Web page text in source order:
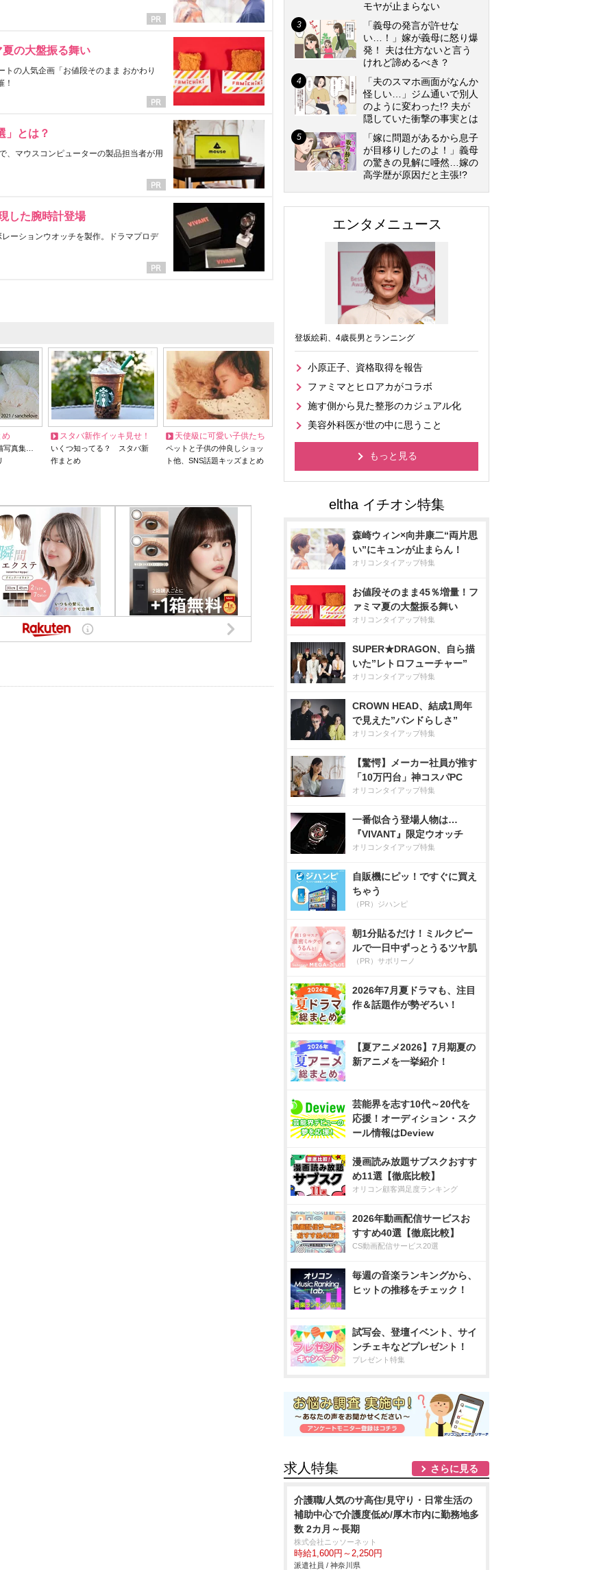
の大盤振る舞い
の人気企画「お値段そのまま おかわり
！
」とは？
、マウスコンピューターの製品担当者が用
した腕時計登場
ーションウオッチを製作。ドラマプロデ
め
写真集…
スタバ新作イッキ見せ！
いくつ知ってる？ スタバ新
作まとめ
天使級に可愛い子供たち
ペットと子供の仲良しショッ
ト他、SNS話題キッズまとめ
モヤが止まらない
「義母の発言が許せな
い…！」嫁が義母に怒り爆
発！ 夫は仕方ないと言う
けれど諦めるべき？
「夫のスマホ画面がなんか
怪しい…」ジム通いで別人
のように変わった!? 夫が
隠していた衝撃の事実とは
「嫁に問題があるから息子
が目移りしたのよ！」義母
の驚きの見解に唖然…嫁の
高学歴が原因だと主張!?
エンタメニュース
登坂絵莉、4歳長男とランニング
小原正子、資格取得を報告
ファミマとヒロアカがコラボ
施す側から見た整形のカジュアル化
美容外科医が世の中に思うこと
もっと見る
森崎ウィン×向井康二“両片思
い”にキュンが止まらん！
オリコンタイアップ特集
お値段そのまま45％増量！フ
ァミマ夏の大盤振る舞い
オリコンタイアップ特集
SUPER★DRAGON、自ら描
いた”レトロフューチャー”
オリコンタイアップ特集
CROWN HEAD、結成1周年
で見えた”バンドらしさ”
オリコンタイアップ特集
【驚愕】メーカー社員が推す
「10万円台」神コスパPC
オリコンタイアップ特集
一番似合う登場人物は…
『VIVANT』限定ウオッチ
オリコンタイアップ特集
自販機にピッ！ですぐに買え
ちゃう
（PR）ジハンピ
朝1分貼るだけ！ミルクピー
ルで一日中ずっとうるツヤ肌
（PR）サボリーノ
2026年7月夏ドラマも、注目
作＆話題作が勢ぞろい！
【夏アニメ2026】7月期夏の
新アニメを一挙紹介！
芸能界を志す10代～20代を
応援！オーディション・スク
ール情報はDeview
漫画読み放題サブスクおすす
め11選【徹底比較】
オリコン顧客満足度ランキング
2026年動画配信サービスお
すすめ40選【徹底比較】
CS動画配信サービス20選
毎週の音楽ランキングから、
ヒットの推移をチェック！
試写会、登壇イベント、サイ
ンチェキなどプレゼント！
プレゼント特集
求人特集 さらに見る
介護職/人気のサ高住/見守り・日常生活の
補助中心で介護度低め/厚木市内に勤務地多
数 2カ月～長期
株式会社ニッソーネット
時給1,600円～2,250円
派遣社員 / 神奈川県